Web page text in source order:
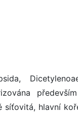
síťovitá, hlavní